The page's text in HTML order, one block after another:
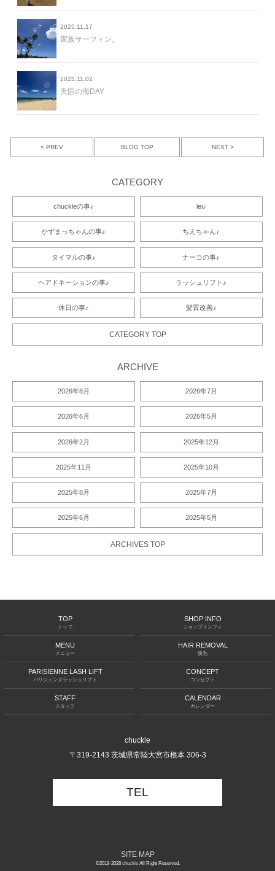
2025.11.17
家族サーフィン。
2025.11.02
天国の海DAY
< PREV BLOG TOP NEXT >
CATEGORY
chuckleの事♪ lei♪
かずまっちゃんの事♪ ちえちゃん♪
タイマルの事♪ ナーコの事♪
ヘアドネーションの事♪ ラッシュリフト♪
休日の事♪ 髪質改善♪
CATEGORY TOP
ARCHIVE
2026年8月 2026年7月
2026年6月 2026年5月
2026年2月 2025年12月
2025年11月 2025年10月
2025年8月 2025年7月
2025年6月 2025年5月
ARCHIVES TOP
TOP
トップ
SHOP INFO
ショップインフォ
MENU
メニュー
HAIR REMOVAL
脱毛
PARISIENNE LASH LIFT
パリジェンヌラッシュリフト
CONCEPT
コンセプト
STAFF
スタッフ
CALENDAR
カレンダー
chuckle
〒319-2143 茨城県常陸大宮市根本 306-3
TEL
SITE MAP
©2019-2026 chuckleAll Right Reserved.